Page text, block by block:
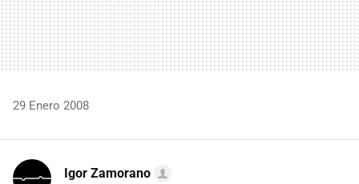
29 Enero 2008
Igor Zamorano